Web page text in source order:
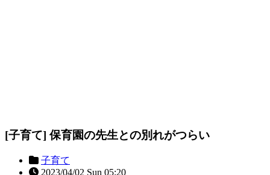
[子育て] 保育園の先生との別れがつらい
子育て
2023/04/02 Sun 05:20